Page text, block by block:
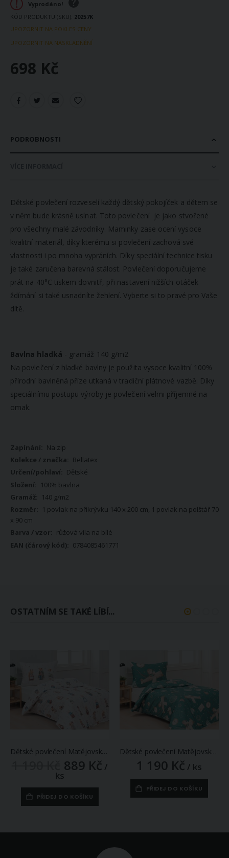
Vyprodáno!
KÓD PRODUKTU (SKU) 20257K
UPOZORNIT NA POKLES CENY
UPOZORNIT NA NASKLADNĚNÍ
698 Kč
PODROBNOSTI
Dětské povlečení rozveselí každý dětský pokojíček a dětem se
v něm bude krásně usínat. Toto povlečení je jako stvořené
pro všechny malé závodníky. Maminky zase ocení vysoce
kvalitní materiál, díky kterému si povlečení zachová své
vlastnosti i po mnoha vypráních. Díky speciální technice tisku
je také zaručena barevná stálost. Povlečení doporučujeme
prát na 40°C tiskem dovnitř, při nastavení nižších otáček
ždímání si také usnadníte žehlení. Vyberte si to pravé pro Vaše
dítě.
Bavlna hladká - gramáž 140 g/m2
Na povlečení z hladké bavlny je použita vysoce kvalitní 100%
přírodní bavlněná příze utkaná v tradiční plátnové vazbě. Díky
speciálnímu postupu výroby je povlečení velmi příjemné na
omak.
Více
informací
Na zip
Bellatex
Dětské
100% bavlna
140 g/m2
1 povlak na přikrývku 140 x 200 cm, 1 povlak na polštář 70
x 90 cm
růžová víla na bílé
0784085461771
OSTATNÍM SE TAKÉ LÍBÍ...
Zlevněná
/
cena
889 Kč /
ks
PŘIDEJ DO KOŠÍKU
1 190 Kč / ks
PŘIDEJ DO KOŠÍKU